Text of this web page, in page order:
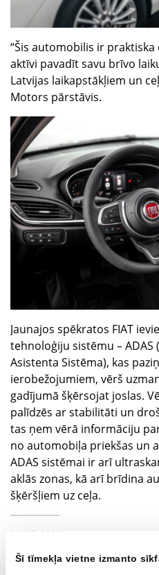
Šī tīmekļa vietne izmanto
“Šis automobilis ir
aktīvi pavadīt savu brīvo
Latvijas laikapstākļiem un
Motors pārstāvis.
Jaunajos spēkratos FIAT
tehnoloģiju sistēmu –
Asistenta Sistēma), kas
ierobežojumiem, vērš
gadījumā šķērsojat joslas.
palīdzēs ar stabilitāti un
tas ņem vērā informāciju
no automobiļa priekšas un
ADAS sistēmai ir arī
aklās zonas, kā arī brīdina
šķēršļiem uz ceļa.
28/07/2021